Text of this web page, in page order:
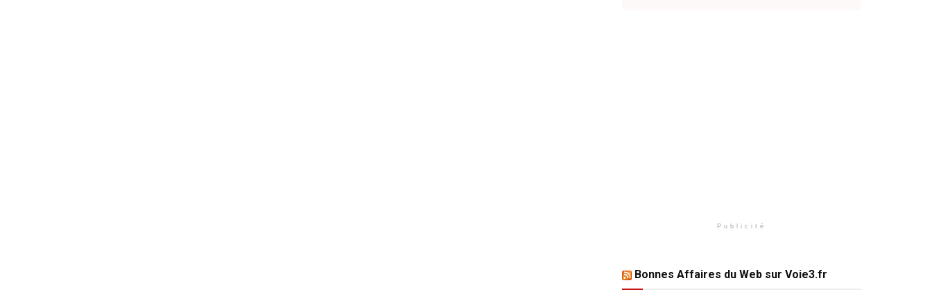
Publicité
Bonnes Affaires du Web sur Voie3.fr